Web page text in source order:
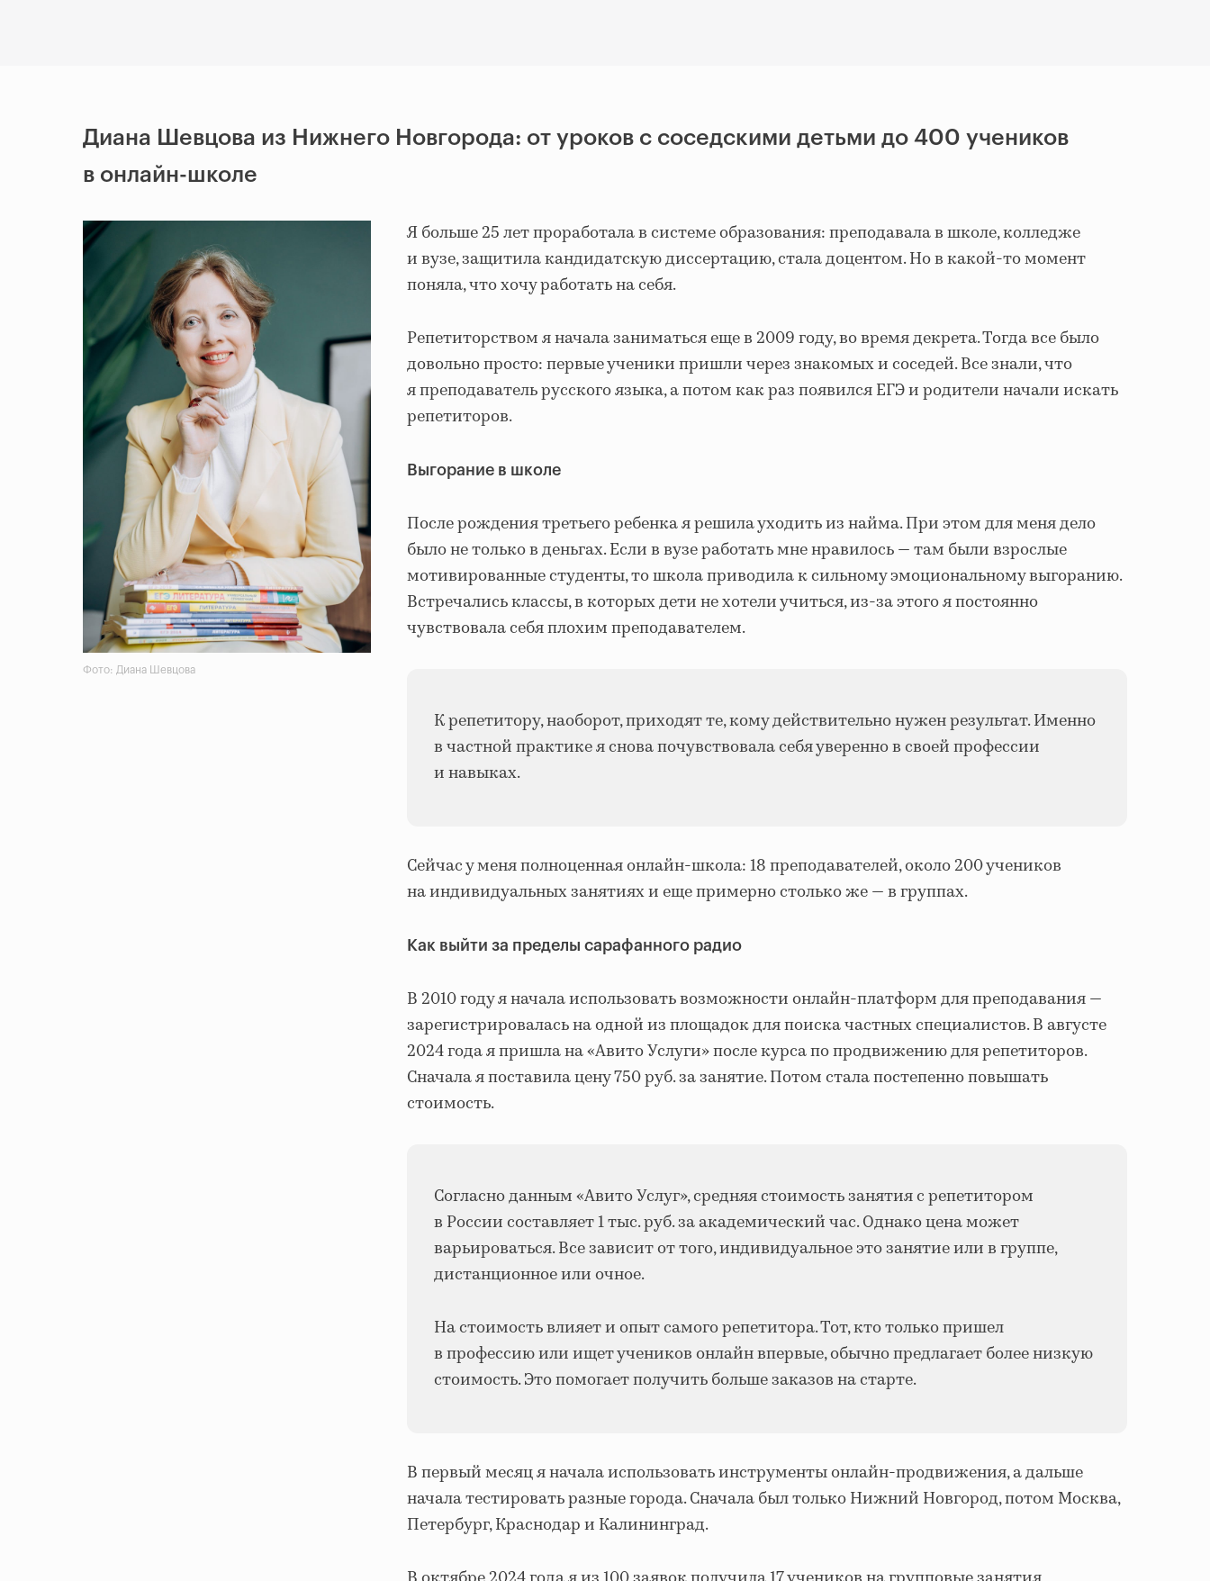
Диана Шевцова из Нижнего Новгорода: от уроков с соседскими детьми до 400 учеников
в онлайн-школе
Фото: Диана Шевцова
Я больше 25 лет проработала в системе образования: преподавала в школе, колледже
и вузе, защитила кандидатскую диссертацию, стала доцентом. Но в какой-то момент
поняла, что хочу работать на себя.
Репетиторством я начала заниматься еще в 2009 году, во время декрета. Тогда все было
довольно просто: первые ученики пришли через знакомых и соседей. Все знали, что
я преподаватель русского языка, а потом как раз появился ЕГЭ и родители начали искать
репетиторов.
Выгорание в школе
После рождения третьего ребенка я решила уходить из найма. При этом для меня дело
было не только в деньгах. Если в вузе работать мне нравилось — там были взрослые
мотивированные студенты, то школа приводила к сильному эмоциональному выгоранию.
Встречались классы, в которых дети не хотели учиться, из-за этого я постоянно
чувствовала себя плохим преподавателем.
К репетитору, наоборот, приходят те, кому действительно нужен результат. Именно
в частной практике я снова почувствовала себя уверенно в своей профессии
и навыках.
Сейчас у меня полноценная онлайн-школа: 18 преподавателей, около 200 учеников
на индивидуальных занятиях и еще примерно столько же — в группах.
Как выйти за пределы сарафанного радио
В 2010 году я начала использовать возможности онлайн-платформ для преподавания —
зарегистрировалась на одной из площадок для поиска частных специалистов. В августе
2024 года я пришла на «Авито Услуги» после курса по продвижению для репетиторов.
Сначала я поставила цену 750 руб. за занятие. Потом стала постепенно повышать
стоимость.
Согласно данным «Авито Услуг», средняя стоимость занятия с репетитором
в России составляет 1 тыс. руб. за академический час. Однако цена может
варьироваться. Все зависит от того, индивидуальное это занятие или в группе,
дистанционное или очное.
На стоимость влияет и опыт самого репетитора. Тот, кто только пришел
в профессию или ищет учеников онлайн впервые, обычно предлагает более низкую
стоимость. Это помогает получить больше заказов на старте.
В первый месяц я начала использовать инструменты онлайн-продвижения, а дальше
начала тестировать разные города. Сначала был только Нижний Новгород, потом Москва,
Петербург, Краснодар и Калининград.